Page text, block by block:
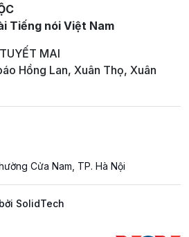
Tiếng nói Việt Nam
MAI
Hồng Lan, Xuân Thọ, Xuân
Cửa Nam, TP. Hà Nội
SolidTech